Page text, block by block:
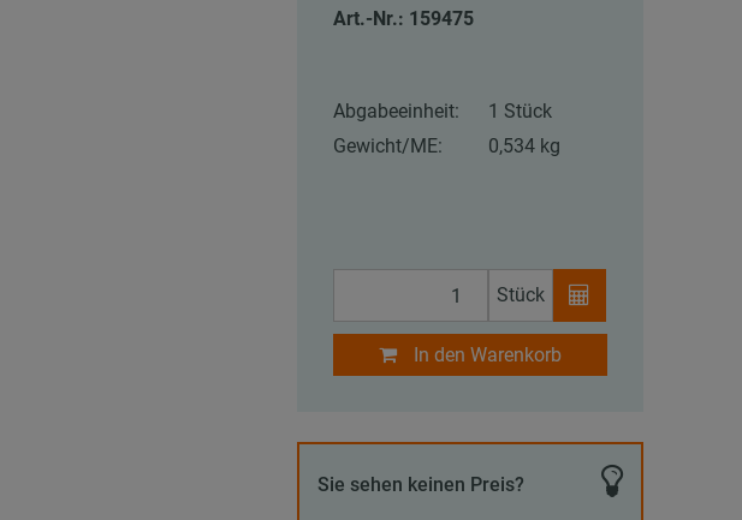
Art.-Nr.: 159475
Abgabeeinheit:
1 Stück
Gewicht/ME:
0,534 kg
Stück
In den Warenkorb
Sie sehen keinen Preis?